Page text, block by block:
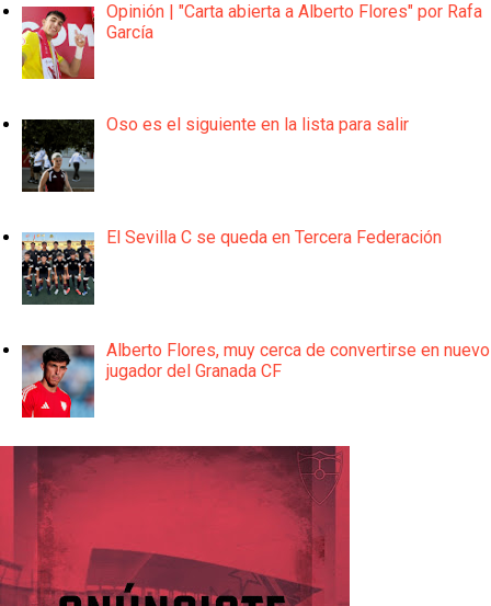
Opinión | "Carta abierta a Alberto Flores" por Rafa
García
Oso es el siguiente en la lista para salir
El Sevilla C se queda en Tercera Federación
Alberto Flores, muy cerca de convertirse en nuevo
jugador del Granada CF